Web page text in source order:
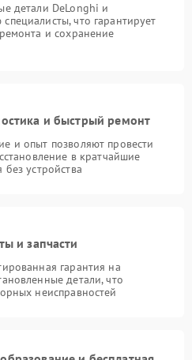
детали DeLonghi и
что гарантирует
и сохранение
и быстрый ремонт
и опыт позволяют провести
в кратчайшие
устройства
и запчасти
гарантия на
детали, что
неисправностей